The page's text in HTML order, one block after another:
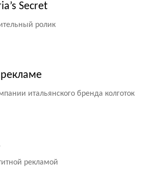
Secret
ролик
итальянского бренда колготок
рекламой